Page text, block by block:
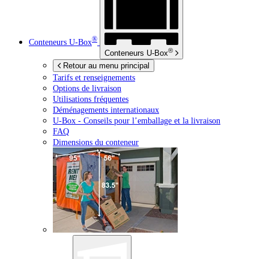
Conteneurs U-Box®
Conteneurs U-Box®
Retour au menu principal
Tarifs et renseignements
Options de livraison
Utilisations fréquentes
Déménagements internationaux
U-Box - Conseils pour l’emballage et la livraison
FAQ
Dimensions du conteneur